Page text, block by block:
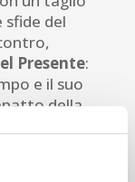
sfide del
Presente:
e il suo
della